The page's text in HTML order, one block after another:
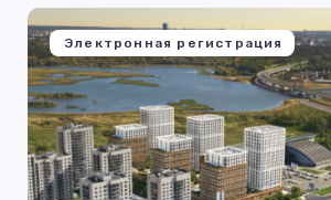
Электронная регистрация